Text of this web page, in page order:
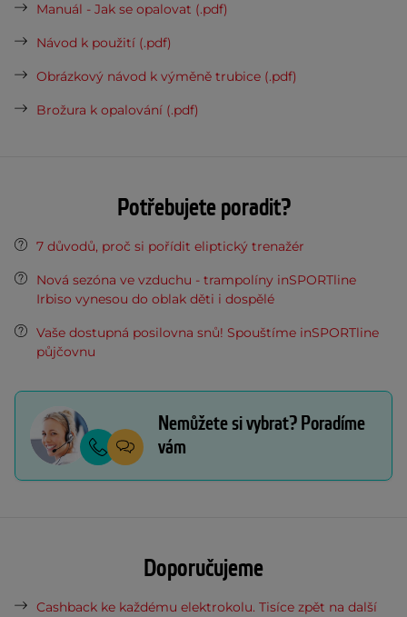
Manuál - Jak se opalovat (.pdf)
Návod k použití (.pdf)
Obrázkový návod k výměně trubice (.pdf)
Brožura k opalování (.pdf)
Potřebujete poradit?
7 důvodů, proč si pořídit eliptický trenažér
Nová sezóna ve vzduchu - trampolíny inSPORTline
Irbiso vynesou do oblak děti i dospělé
Vaše dostupná posilovna snů! Spouštíme inSPORTline
půjčovnu
Nemůžete si vybrat? Poradíme
vám
Doporučujeme
Cashback ke každému elektrokolu. Tisíce zpět na další